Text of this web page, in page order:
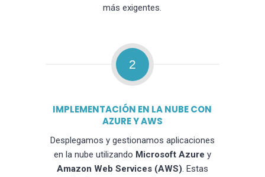
más exigentes.
2
IMPLEMENTACIÓN EN LA NUBE CON
AZURE Y AWS
Desplegamos y gestionamos aplicaciones
en la nube utilizando Microsoft Azure y
Amazon Web Services (AWS). Estas